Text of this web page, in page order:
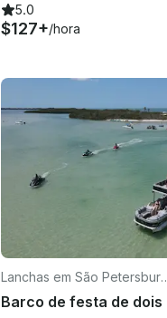
5.0
$127+/hora
Lanchas em São Petersburg
o